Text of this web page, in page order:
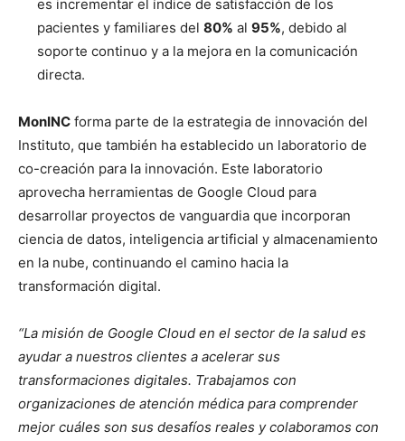
es incrementar el índice de satisfacción de los
pacientes y familiares del 80% al 95%, debido al
soporte continuo y a la mejora en la comunicación
directa.
MonINC forma parte de la estrategia de innovación del
Instituto, que también ha establecido un laboratorio de
co-creación para la innovación. Este laboratorio
aprovecha herramientas de Google Cloud para
desarrollar proyectos de vanguardia que incorporan
ciencia de datos, inteligencia artificial y almacenamiento
en la nube, continuando el camino hacia la
transformación digital.
“La misión de Google Cloud en el sector de la salud es
ayudar a nuestros clientes a acelerar sus
transformaciones digitales. Trabajamos con
organizaciones de atención médica para comprender
mejor cuáles son sus desafíos reales y colaboramos con